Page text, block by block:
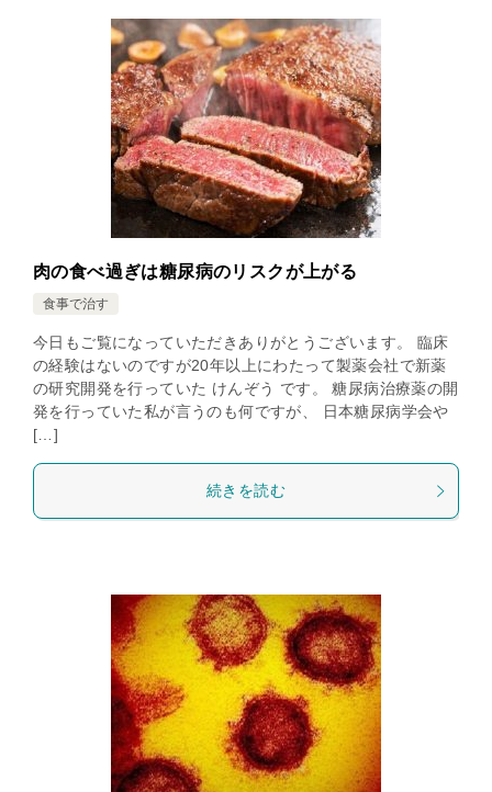
肉の食べ過ぎは糖尿病のリスクが上がる
食事で治す
今日もご覧になっていただきありがとうございます。 臨床
の経験はないのですが20年以上にわたって製薬会社で新薬
の研究開発を行っていた けんぞう です。 糖尿病治療薬の開
発を行っていた私が言うのも何ですが、 日本糖尿病学会や
[…]
続きを読む